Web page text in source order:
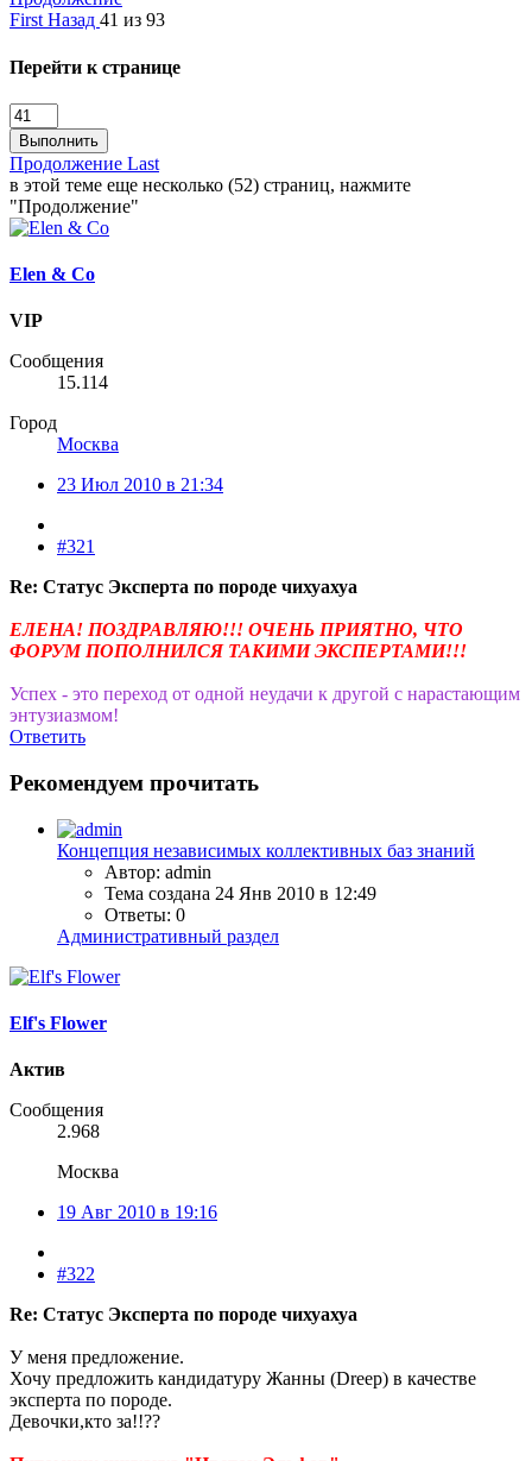
First Назад 41 из 93
Перейти к странице
Выполнить
Продолжение Last
в этой теме еще несколько (52) страниц, нажмите
"Продолжение"
Elen & Co
VIP
Сообщения
15.114
Город
Москва
23 Июл 2010 в 21:34
#321
Re: Статус Эксперта по породе чихуахуа
ЕЛЕНА! ПОЗДРАВЛЯЮ!!! ОЧЕНЬ ПРИЯТНО, ЧТО
ФОРУМ ПОПОЛНИЛСЯ ТАКИМИ ЭКСПЕРТАМИ!!!
Успех - это переход от одной неудачи к другой с нарастающим
энтузиазмом!
Ответить
Рекомендуем прочитать
Концепция независимых коллективных баз знаний
Автор: admin
Тема создана 24 Янв 2010 в 12:49
Ответы: 0
Административный раздел
Elf's Flower
Актив
Сообщения
2.968
Москва
19 Авг 2010 в 19:16
#322
Re: Статус Эксперта по породе чихуахуа
У меня предложение.
Хочу предложить кандидатуру Жанны (Dreep) в качестве
эксперта по породе.
Девочки,кто за!!??